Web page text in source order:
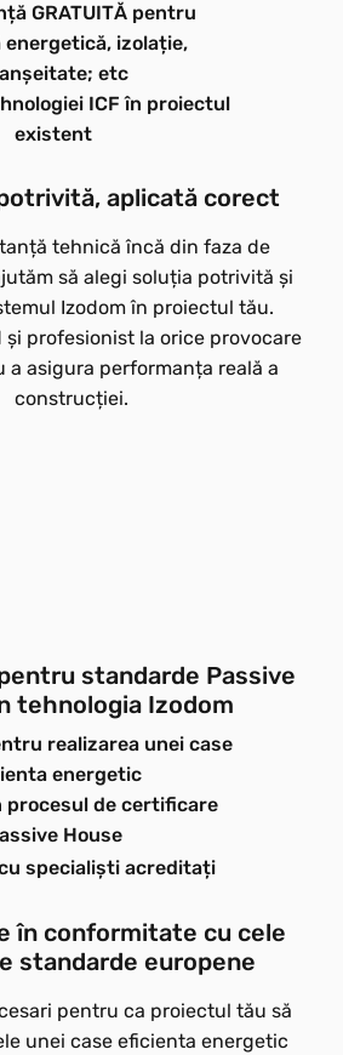
GRATUITĂ pentru
izolație,
etc
ICF în proiectul
existent
aplicată corect
tehnică încă din faza de
să alegi soluția potrivită și
Izodom în proiectul tău.
și profesionist la orice provocare
a asigura performanța reală a
construcției.
standarde Passive
tehnologia Izodom
realizarea unei case
energetic
procesul de certificare
House
specialiști acreditați
în conformitate cu cele
standarde europene
pentru ca proiectul tău să
unei case eficienta energetic